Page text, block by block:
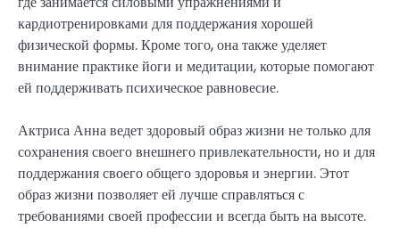
кардиотренировками для поддержания хорошей
физической формы. Кроме того, она также уделяет
внимание практике йоги и медитации, которые помогают
ей поддерживать психическое равновесие.
Актриса Анна ведет здоровый образ жизни не только для
сохранения своего внешнего привлекательности, но и для
поддержания своего общего здоровья и энергии. Этот
образ жизни позволяет ей лучше справляться с
требованиями своей профессии и всегда быть на высоте.